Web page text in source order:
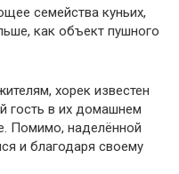
семейства куньих,
как объект пушного
хорек известен
гость в их домашнем
Помимо, наделённой
и благодаря своему